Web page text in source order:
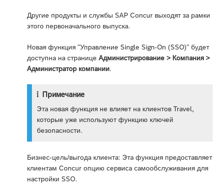
Другие продукты и службы SAP Concur выходят за рамки
этого первоначального выпуска.
Новая функция "Управление Single Sign-On (SSO)" будет
доступна на странице Администрирование > Компания >
Администратор компании.
Примечание
Эта новая функция не влияет на клиентов Travel,
которые уже используют функцию ключей
безопасности.
Бизнес-цель/выгода клиента: Эта функция предоставляет
клиентам Concur опцию сервиса самообслуживания для
настройки SSO.